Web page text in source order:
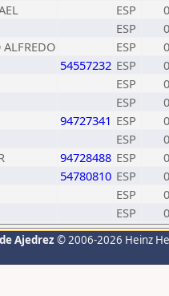
ESP
0
ESP
0
ALFREDO ESP
0
54557232 ESP
0
ESP
0
ESP
0
94727341 ESP
0
ESP
0
94728488 ESP
0
54780810 ESP
0
ESP
0
ESP 0
Ajedrez © 2006-2026 Heinz